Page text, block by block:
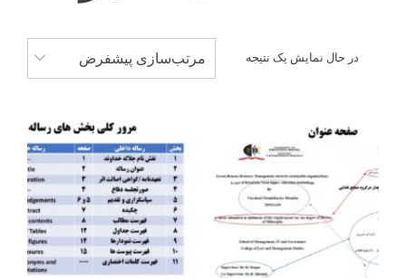
در حال نمایش یک نتیجه مرتب‌سازی پیشفرض